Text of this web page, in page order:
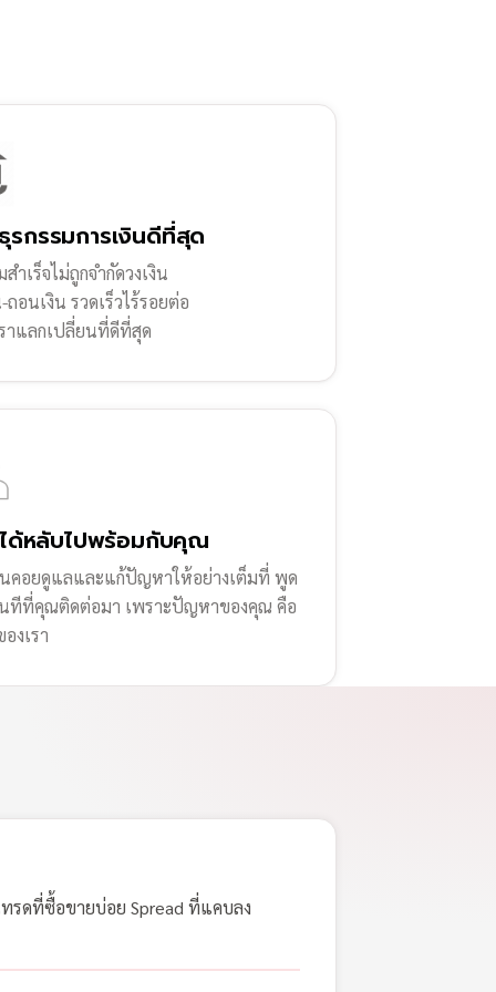
กรรมการเงินดีที่สุด
ำเร็จไม่ถูกจำกัดวงเงิน
ถอนเงิน รวดเร็วไร้รอยต่อ
าแลกเปลี่ยนที่ดีที่สุด
ได้หลับไปพร้อมกับคุณ
คอยดูแลและแก้ปัญหาให้อย่างเต็มที่ พูด
ทีที่คุณติดต่อมา เพราะปัญหาของคุณ คือ
งเรา
รดที่ซื้อขายบ่อย Spread ที่แคบลง